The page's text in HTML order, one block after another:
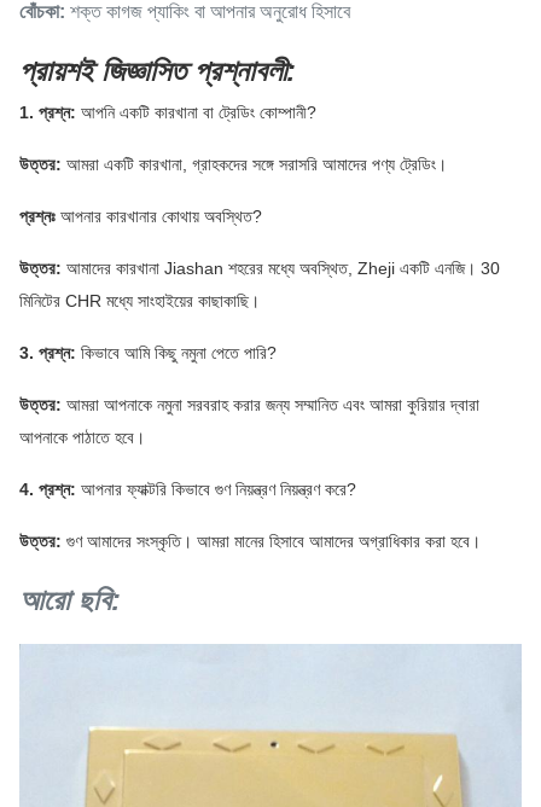
বোঁচকা: শক্ত কাগজ প্যাকিং বা আপনার অনুরোধ হিসাবে
প্রায়শই জিজ্ঞাসিত প্রশ্নাবলী:
1. প্রশ্ন: আপনি একটি কারখানা বা ট্রেডিং কোম্পানী?
উত্তর: আমরা একটি কারখানা, গ্রাহকদের সঙ্গে সরাসরি আমাদের পণ্য ট্রেডিং।
প্রশ্নঃ আপনার কারখানার কোথায় অবস্থিত?
উত্তর: আমাদের কারখানা Jiashan শহরের মধ্যে অবস্থিত, Zheji একটি এনজি। 30
মিনিটের CHR মধ্যে সাংহাইয়ের কাছাকাছি।
3. প্রশ্ন: কিভাবে আমি কিছু নমুনা পেতে পারি?
উত্তর: আমরা আপনাকে নমুনা সরবরাহ করার জন্য সম্মানিত এবং আমরা কুরিয়ার দ্বারা
আপনাকে পাঠাতে হবে।
4. প্রশ্ন: আপনার ফ্যাক্টরি কিভাবে গুণ নিয়ন্ত্রণ নিয়ন্ত্রণ করে?
উত্তর: গুণ আমাদের সংস্কৃতি। আমরা মানের হিসাবে আমাদের অগ্রাধিকার করা হবে।
আরো ছবি: